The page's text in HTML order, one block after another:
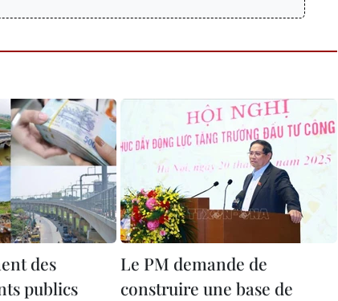
des
publics
Le PM demande de
construire une base de